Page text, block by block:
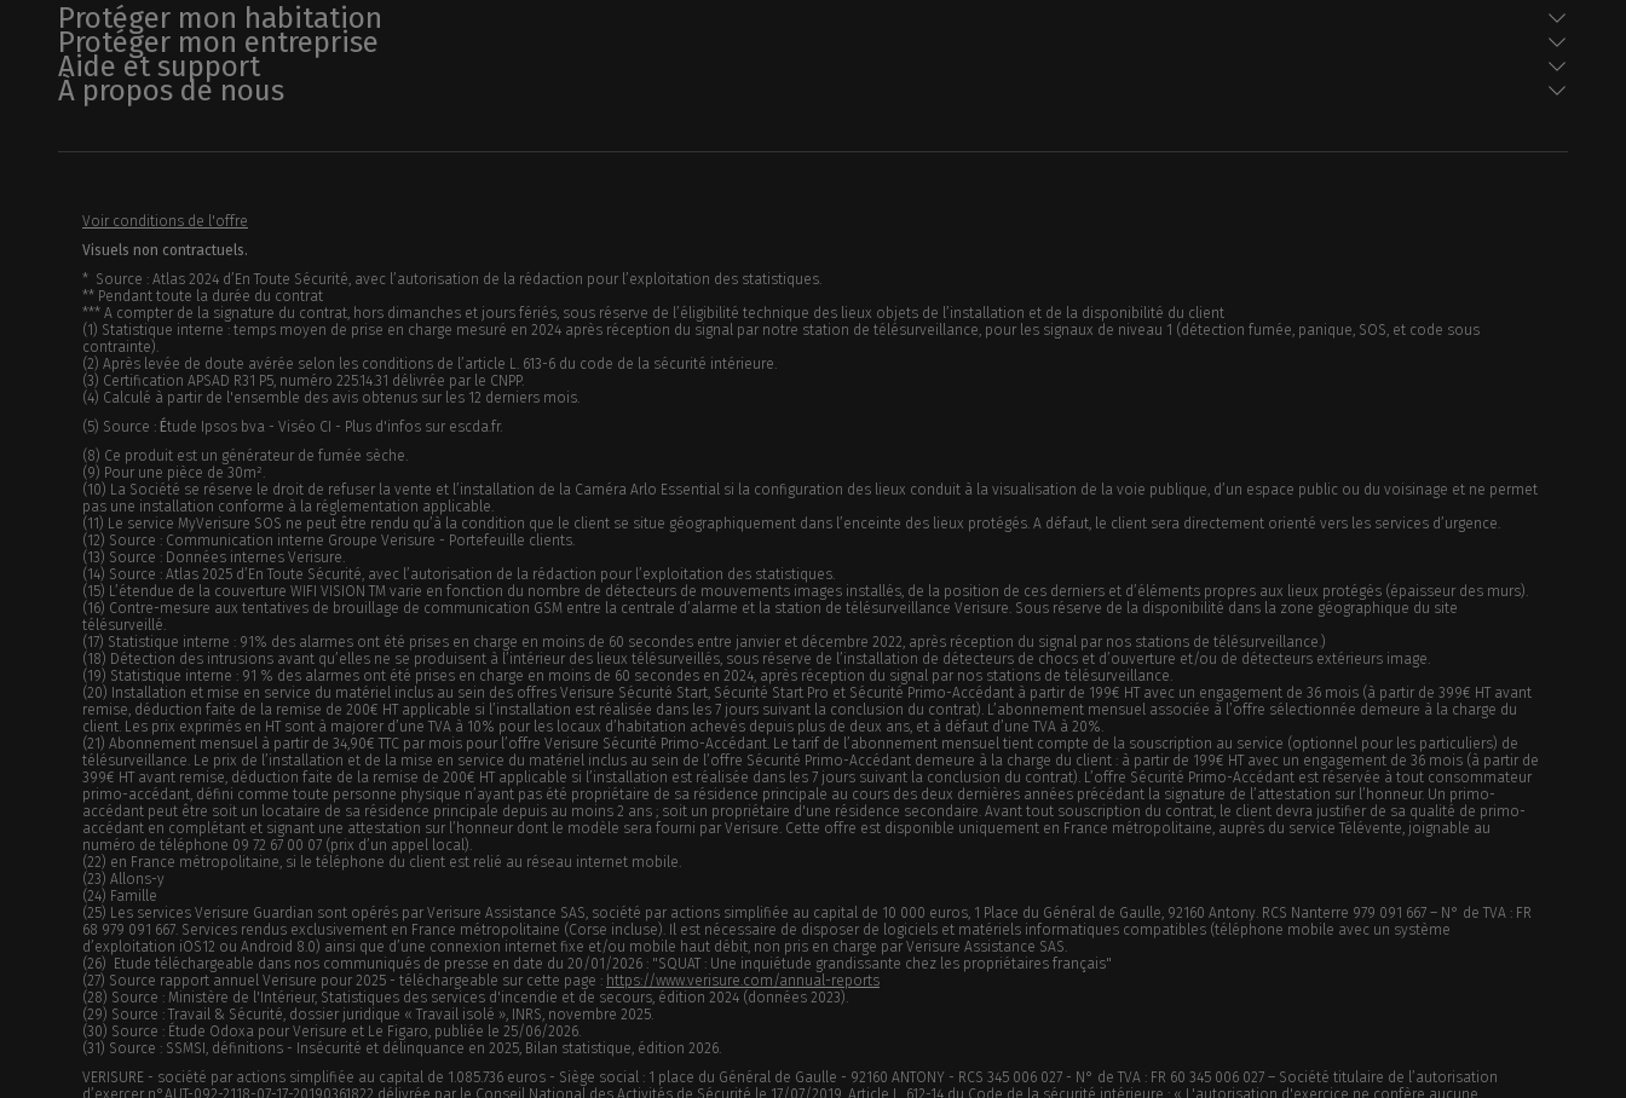
Protéger mon habitation
Protéger mon entreprise
Aide et support
À propos de nous
Voir conditions de l'offre
Visuels non contractuels.
* Source : Atlas 2024 d’En Toute Sécurité, avec l’autorisation de la rédaction pour l’exploitation des statistiques.
** Pendant toute la durée du contrat
*** A compter de la signature du contrat, hors dimanches et jours fériés, sous réserve de l’éligibilité technique des lieux objets de l’installation et de la disponibilité du client
(1) Statistique interne : temps moyen de prise en charge mesuré en 2024 après réception du signal par notre station de télésurveillance, pour les signaux de niveau 1 (détection fumée, panique, SOS, et code sous
contrainte).
(2) Après levée de doute avérée selon les conditions de l’article L. 613-6 du code de la sécurité intérieure.
(3) Certification APSAD R31 P5, numéro 225.14.31 délivrée par le CNPP.
(4) Calculé à partir de l'ensemble des avis obtenus sur les 12 derniers mois.
(5) Source : Étude Ipsos bva - Viséo CI - Plus d'infos sur escda.fr.
(8) Ce produit est un générateur de fumée sèche.
(9) Pour une pièce de 30m².
(10) La Société se réserve le droit de refuser la vente et l’installation de la Caméra Arlo Essential si la configuration des lieux conduit à la visualisation de la voie publique, d’un espace public ou du voisinage et ne permet
pas une installation conforme à la réglementation applicable.
(11) Le service MyVerisure SOS ne peut être rendu qu’à la condition que le client se situe géographiquement dans l’enceinte des lieux protégés. A défaut, le client sera directement orienté vers les services d’urgence.
(12) Source : Communication interne Groupe Verisure - Portefeuille clients.
(13) Source : Données internes Verisure.
(14) Source : Atlas 2025 d’En Toute Sécurité, avec l’autorisation de la rédaction pour l’exploitation des statistiques.
(15) L’étendue de la couverture WIFI VISION TM varie en fonction du nombre de détecteurs de mouvements images installés, de la position de ces derniers et d’éléments propres aux lieux protégés (épaisseur des murs).
(16) Contre-mesure aux tentatives de brouillage de communication GSM entre la centrale d’alarme et la station de télésurveillance Verisure. Sous réserve de la disponibilité dans la zone géographique du site
télésurveillé.
(17) Statistique interne : 91% des alarmes ont été prises en charge en moins de 60 secondes entre janvier et décembre 2022, après réception du signal par nos stations de télésurveillance.)
(18) Détection des intrusions avant qu’elles ne se produisent à l’intérieur des lieux télésurveillés, sous réserve de l’installation de détecteurs de chocs et d’ouverture et/ou de détecteurs extérieurs image.
(19) Statistique interne : 91 % des alarmes ont été prises en charge en moins de 60 secondes en 2024, après réception du signal par nos stations de télésurveillance.
(20) Installation et mise en service du matériel inclus au sein des offres Verisure Sécurité Start, Sécurité Start Pro et Sécurité Primo-Accédant à partir de 199€ HT avec un engagement de 36 mois (à partir de 399€ HT avant
remise, déduction faite de la remise de 200€ HT applicable si l’installation est réalisée dans les 7 jours suivant la conclusion du contrat). L’abonnement mensuel associée à l’offre sélectionnée demeure à la charge du
client. Les prix exprimés en HT sont à majorer d’une TVA à 10% pour les locaux d’habitation achevés depuis plus de deux ans, et à défaut d’une TVA à 20%.
(21) Abonnement mensuel à partir de 34,90€ TTC par mois pour l’offre Verisure Sécurité Primo-Accédant. Le tarif de l’abonnement mensuel tient compte de la souscription au service (optionnel pour les particuliers) de
télésurveillance. Le prix de l’installation et de la mise en service du matériel inclus au sein de l’offre Sécurité Primo-Accédant demeure à la charge du client : à partir de 199€ HT avec un engagement de 36 mois (à partir de
399€ HT avant remise, déduction faite de la remise de 200€ HT applicable si l’installation est réalisée dans les 7 jours suivant la conclusion du contrat). L’offre Sécurité Primo-Accédant est réservée à tout consommateur
primo-accédant, défini comme toute personne physique n’ayant pas été propriétaire de sa résidence principale au cours des deux dernières années précédant la signature de l’attestation sur l’honneur. Un primo-
accédant peut être soit un locataire de sa résidence principale depuis au moins 2 ans ; soit un propriétaire d'une résidence secondaire. Avant tout souscription du contrat, le client devra justifier de sa qualité de primo-
accédant en complétant et signant une attestation sur l’honneur dont le modèle sera fourni par Verisure. Cette offre est disponible uniquement en France métropolitaine, auprès du service Télévente, joignable au
numéro de téléphone 09 72 67 00 07 (prix d’un appel local).
(22) en France métropolitaine, si le téléphone du client est relié au réseau internet mobile.
(23) Allons-y
(24) Famille
(25) Les services Verisure Guardian sont opérés par Verisure Assistance SAS, société par actions simplifiée au capital de 10 000 euros, 1 Place du Général de Gaulle, 92160 Antony. RCS Nanterre 979 091 667 – N° de TVA : FR
68 979 091 667. Services rendus exclusivement en France métropolitaine (Corse incluse). Il est nécessaire de disposer de logiciels et matériels informatiques compatibles (téléphone mobile avec un système
d’exploitation iOS12 ou Android 8.0) ainsi que d’une connexion internet fixe et/ou mobile haut débit, non pris en charge par Verisure Assistance SAS.
(26) Etude téléchargeable dans nos communiqués de presse en date du 20/01/2026 : "SQUAT : Une inquiétude grandissante chez les propriétaires français"
(27) Source rapport annuel Verisure pour 2025 - téléchargeable sur cette page : https://www.verisure.com/annual-reports
(28) Source : Ministère de l'Intérieur, Statistiques des services d'incendie et de secours, édition 2024 (données 2023).
(29) Source : Travail & Sécurité, dossier juridique « Travail isolé », INRS, novembre 2025.
(30) Source : Étude Odoxa pour Verisure et Le Figaro, publiée le 25/06/2026.
(31) Source : SSMSI, définitions - Insécurité et délinquance en 2025, Bilan statistique, édition 2026.
VERISURE - société par actions simplifiée au capital de 1.085.736 euros - Siège social : 1 place du Général de Gaulle - 92160 ANTONY - RCS 345 006 027 - N° de TVA : FR 60 345 006 027 – Société titulaire de l’autorisation
d’exercer n°AUT-092-2118-07-17-20190361822 délivrée par le Conseil National des Activités de Sécurité le 17/07/2019. Article L. 612-14 du Code de la sécurité intérieure : « L'autorisation d'exercice ne confère aucune